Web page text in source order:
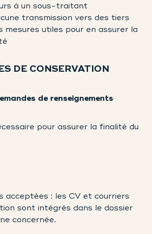
à un sous-traitant
transmission vers des tiers
mesures utiles pour en assurer la
DE CONSERVATION
de renseignements
pour assurer la finalité du
acceptées : les CV et courriers
sont intégrés dans le dossier
concernée.